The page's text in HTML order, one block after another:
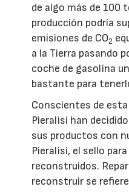
de algo más de 100
producción podría
emisiones de CO2
a la Tierra pasando
coche de gasolina
bastante para
Conscientes de
Pieralisi han
sus productos con
Pieralisi, el sello
reconstruidos.
reconstruir se